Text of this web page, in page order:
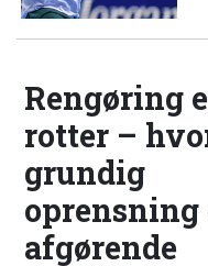
Rengøring
rotter –
grundig
oprensning
afgørende